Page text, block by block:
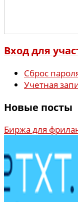
Вход для
Сброс
Учетная
Новые посты
Биржа для